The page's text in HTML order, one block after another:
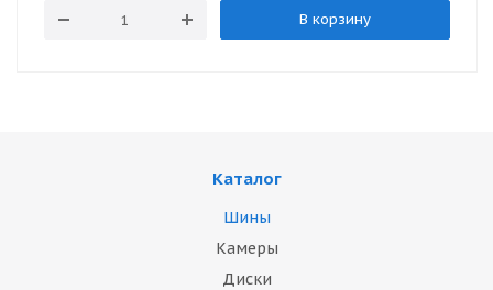
В корзину
Каталог
Шины
Камеры
Диски